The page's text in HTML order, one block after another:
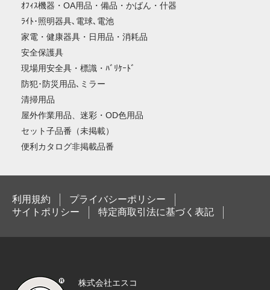
ｵﾌｨｽ機器・OA用品・備品・かばん・什器
ﾗｲﾄ･照明器具､電球､電池
家電・健康器具・日用品・消耗品
安全保護具
現場用安全具・標識・ﾊﾞﾘｹｰﾄﾞ
防犯･防災用品､ミラー
清掃用品
屋外作業用品、迷彩・OD色用品
セット子品番（未掲載）
便利カタログ非掲載品番
利用規約
プライバシーポリシー
サイトポリシー
特定商取引法に基づく表記
株式会社エスコ